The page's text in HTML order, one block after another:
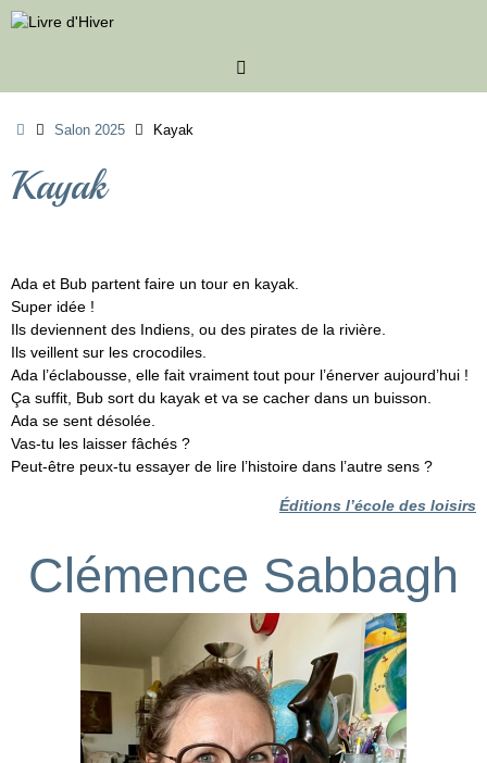
Passer
au
AccueilSalon 2025 Kayak
Kayak
Ada et Bub partent faire un tour en kayak.
Super idée !
Ils deviennent des Indiens, ou des pirates de la rivière.
Ils veillent sur les crocodiles.
Ada l’éclabousse, elle fait vraiment tout pour l’énerver aujourd’hui !
Ça suffit, Bub sort du kayak et va se cacher dans un buisson.
Ada se sent désolée.
Vas-tu les laisser fâchés ?
Peut-être peux-tu essayer de lire l’histoire dans l’autre sens ?
Éditions l’école des loisirs
Clémence Sabbagh